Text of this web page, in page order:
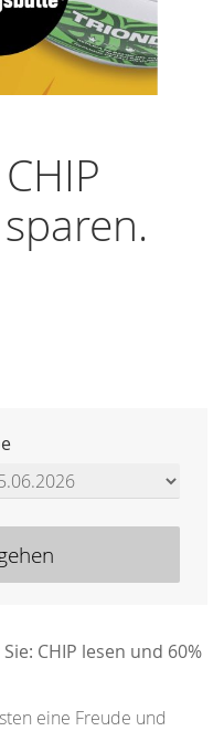
CHIP lesen und 60%
eine Freude und